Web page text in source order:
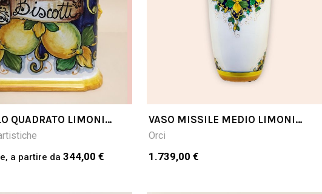
QUADRATO LIMONI
SCRITTA A
a partire da 344,00 €
VASO MISSILE MEDIO LIMONI
FONDO BLU CM70H
Orci
1.739,00 €